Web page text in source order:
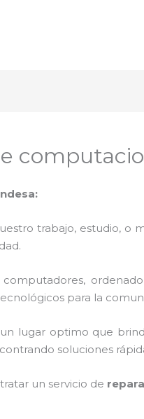
trabajo, estudio, o
para la
lugar optimo que
soluciones
un servicio de